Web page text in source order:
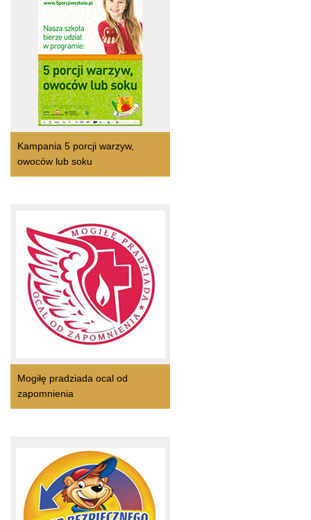
Kampania 5 porcji warzyw,
owoców lub soku
Mogiłę pradziada ocal od
zapomnienia